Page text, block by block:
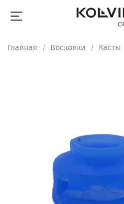
Главная Восковки Касты